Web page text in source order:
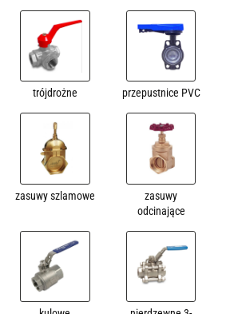
trójdrożne przepustnice PVC
zasuwy szlamowe
zasuwy
odcinające